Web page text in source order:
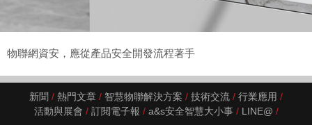
物聯網資安，應從產品安全開發流程著手
新聞 熱門文章 智慧物聯解決方案 技術交流
行業應用
活動與展會
訂閱電子報 a&s安全智慧大小事 LINE@